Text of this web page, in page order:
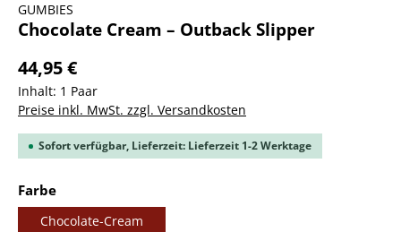
GUMBIES
Chocolate Cream – Outback Slipper
44,95 €
Inhalt: 1 Paar
Preise inkl. MwSt. zzgl. Versandkosten
Sofort verfügbar, Lieferzeit: Lieferzeit 1-2 Werktage
Farbeauswählen
Chocolate-Cream